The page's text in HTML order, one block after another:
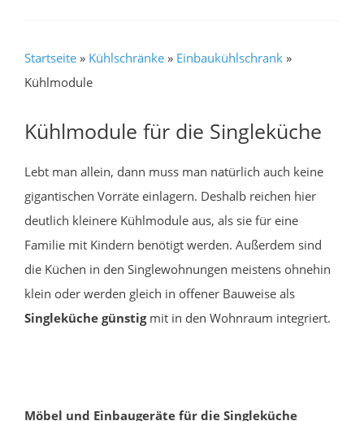
Startseite » Kühlschränke » Einbaukühlschrank »
Kühlmodule
Kühlmodule für die Singleküche
Lebt man allein, dann muss man natürlich auch keine
gigantischen Vorräte einlagern. Deshalb reichen hier
deutlich kleinere Kühlmodule aus, als sie für eine
Familie mit Kindern benötigt werden. Außerdem sind
die Küchen in den Singlewohnungen meistens ohnehin
klein oder werden gleich in offener Bauweise als
Singleküche günstigmit in den Wohnraum integriert.
Möbel und Einbaugeräte für die Singleküche